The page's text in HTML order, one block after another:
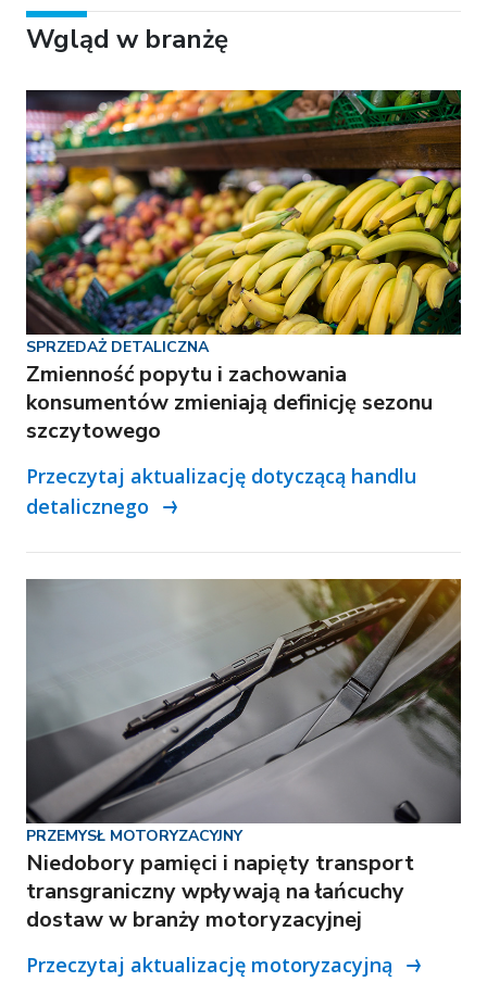
Wgląd w branżę
SPRZEDAŻ DETALICZNA
Zmienność popytu i zachowania
konsumentów zmieniają definicję sezonu
szczytowego
Przeczytaj aktualizację dotyczącą handlu
detalicznego
PRZEMYSŁ MOTORYZACYJNY
Niedobory pamięci i napięty transport
transgraniczny wpływają na łańcuchy
dostaw w branży motoryzacyjnej
Przeczytaj aktualizację motoryzacyjną